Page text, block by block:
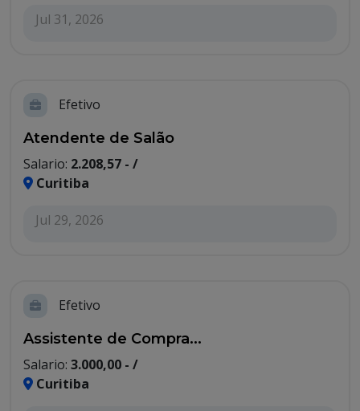
Jul 31, 2026
Efetivo
Atendente de Salão
Salario: 2.208,57 - /
Curitiba
Jul 29, 2026
Efetivo
Assistente de Compra...
Salario: 3.000,00 - /
Curitiba